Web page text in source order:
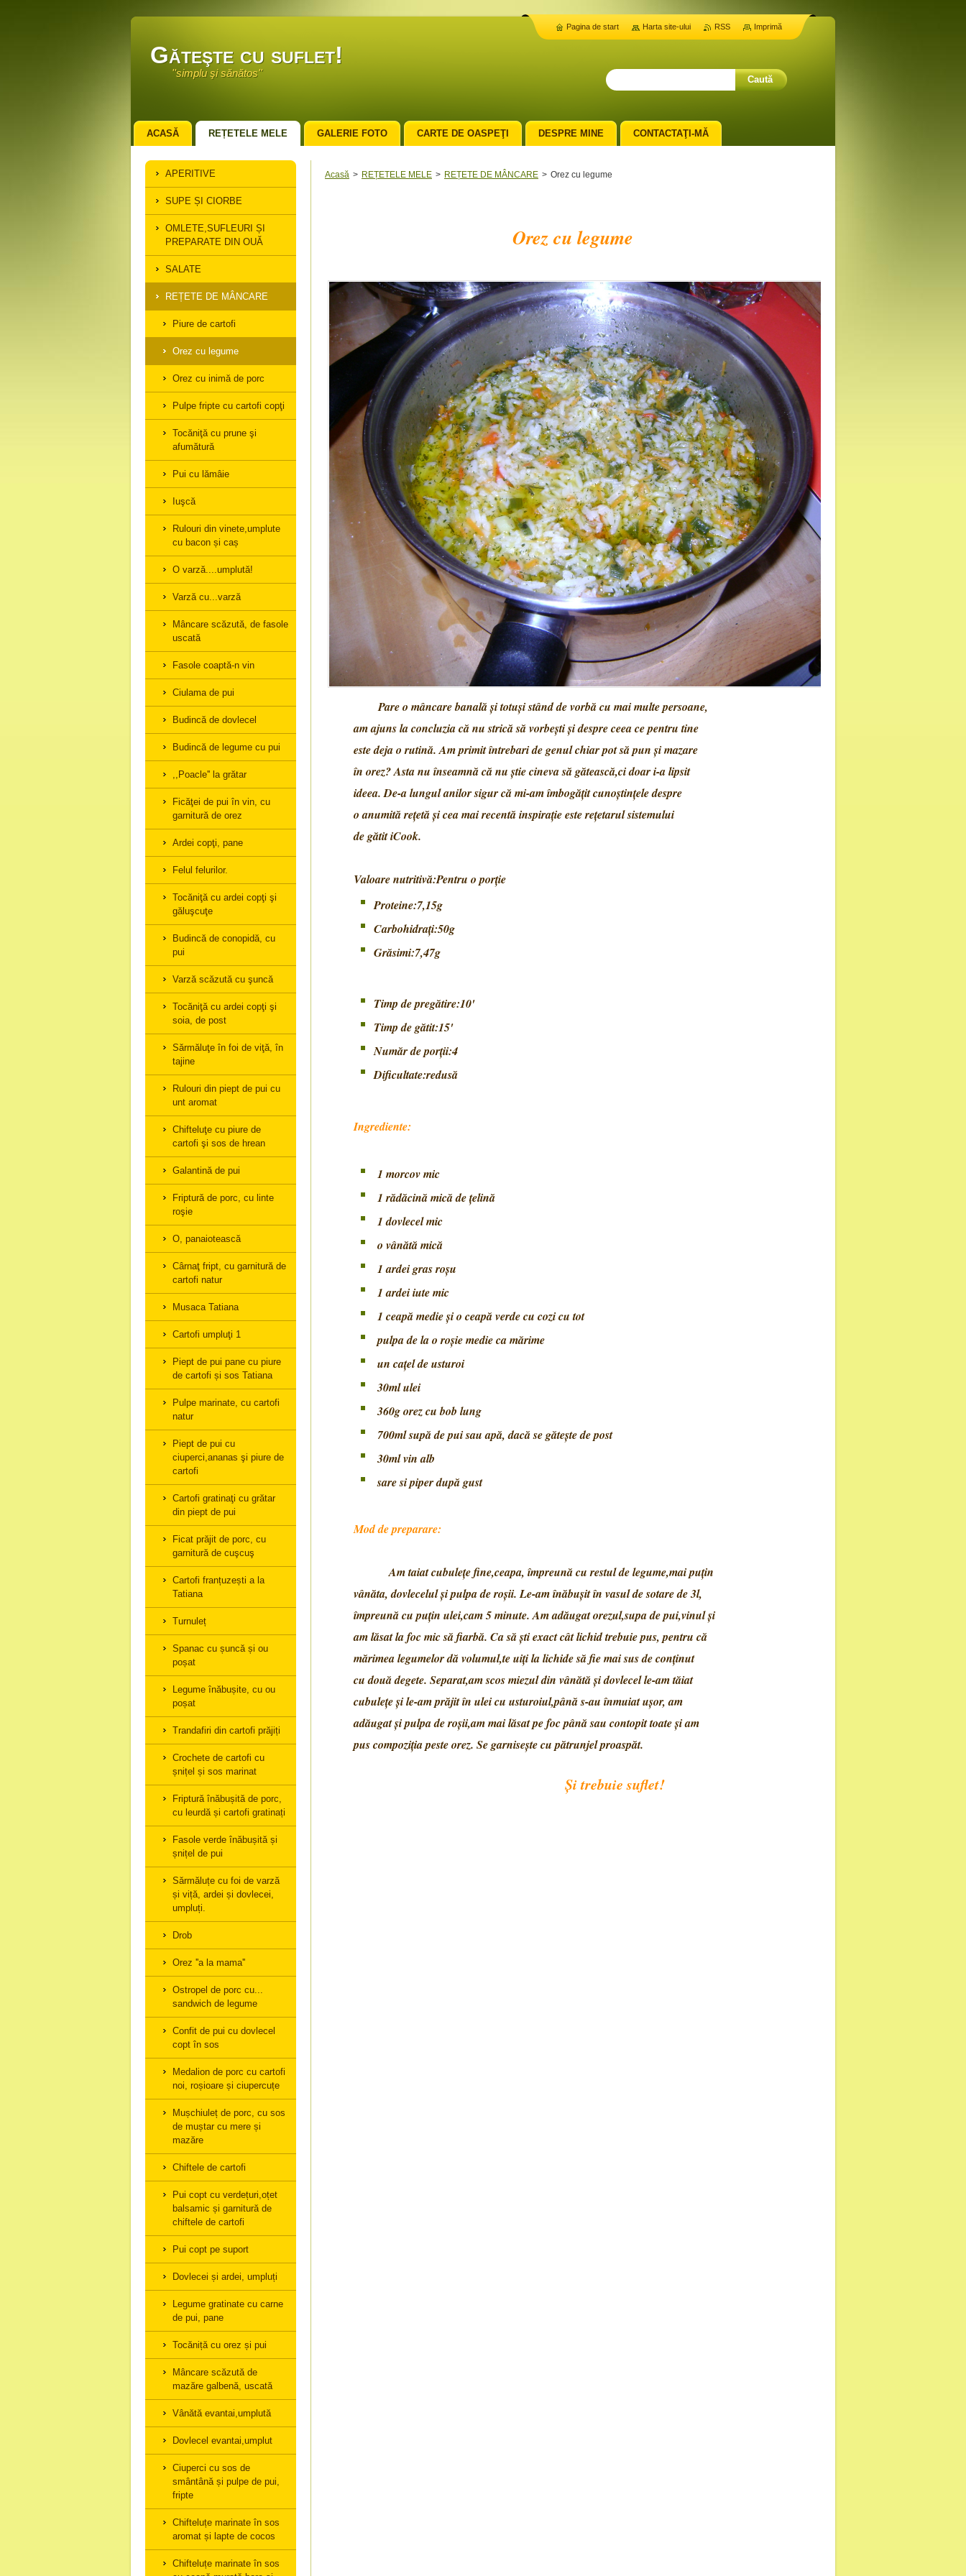
Găteşte cu suflet!
''simplu şi sănătos''
Acasă > REȚETELE MELE > REȚETE DE MÂNCARE > Orez cu legume
Orez cu legume
Pare o mâncare banală şi totuşi stând de vorbă cu mai multe persoane,
am ajuns la concluzia că nu strică să vorbeşti şi despre ceea ce pentru tine
este deja o rutină. Am primit întrebari de genul chiar pot să pun şi mazare
în orez? Asta nu înseamnă că nu ştie cineva să gătească,ci doar i-a lipsit
ideea. De-a lungul anilor sigur că mi-am îmbogăţit cunoştinţele despre
o anumită reţetă şi cea mai recentă inspiraţie este reţetarul sistemului
de gătit iCook.
Valoare nutritivă:Pentru o porţie
Proteine:7,15g
Carbohidraţi:50g
Grăsimi:7,47g
Timp de pregătire:10'
Timp de gătit:15'
Număr de porţii:4
Dificultate:redusă
Ingrediente:
1 morcov mic
1 rădăcină mică de ţelină
1 dovlecel mic
o vânătă mică
1 ardei gras roşu
1 ardei iute mic
1 ceapă medie şi o ceapă verde cu cozi cu tot
pulpa de la o roşie medie ca mărime
un caţel de usturoi
30ml ulei
360g orez cu bob lung
700ml supă de pui sau apă, dacă se gătește de post
30ml vin alb
sare si piper după gust
Mod de preparare:
Am taiat cubuleţe fine,ceapa, împreună cu restul de legume,mai puţin
vânăta, dovlecelul şi pulpa de roşii. Le-am înăbuşit în vasul de sotare de 3l,
împreună cu puţin ulei,cam 5 minute. Am adăugat orezul,supa de pui,vinul şi
am lăsat la foc mic să fiarbă. Ca să şti exact cât lichid trebuie pus, pentru că
mărimea legumelor dă volumul,te uiţi la lichide să fie mai sus de conţinut
cu două degete. Separat,am scos miezul din vânătă şi dovlecel le-am tăiat
cubuleţe şi le-am prăjit în ulei cu usturoiul,până s-au înmuiat uşor, am
adăugat şi pulpa de roşii,am mai lăsat pe foc până sau contopit toate şi am
pus compoziţia peste orez. Se garniseşte cu pătrunjel proaspăt.
Şi trebuie suflet!
APERITIVE
SUPE ȘI CIORBE
OMLETE,SUFLEURI ȘI
PREPARATE DIN OUĂ
SALATE
REȚETE DE MÂNCARE
Piure de cartofi
Orez cu legume
Orez cu inimă de porc
Pulpe fripte cu cartofi copţi
Tocăniţă cu prune şi
afumătură
Pui cu lămâie
Iuşcă
Rulouri din vinete,umplute
cu bacon și caș
O varză....umplută!
Varză cu...varză
Mâncare scăzută, de fasole
uscată
Fasole coaptă-n vin
Ciulama de pui
Budincă de dovlecel
Budincă de legume cu pui
,,Poacle'' la grătar
Ficăţei de pui în vin, cu
garnitură de orez
Ardei copţi, pane
Felul felurilor.
Tocăniţă cu ardei copţi şi
găluşcuţe
Budincă de conopidă, cu
pui
Varză scăzută cu şuncă
Tocăniţă cu ardei copţi şi
soia, de post
Sărmăluţe în foi de viţă, în
tajine
Rulouri din piept de pui cu
unt aromat
Chifteluţe cu piure de
cartofi şi sos de hrean
Galantină de pui
Friptură de porc, cu linte
roşie
O, panaiotească
Cârnaţ fript, cu garnitură de
cartofi natur
Musaca Tatiana
Cartofi umpluţi 1
Piept de pui pane cu piure
de cartofi și sos Tatiana
Pulpe marinate, cu cartofi
natur
Piept de pui cu
ciuperci,ananas şi piure de
cartofi
Cartofi gratinaţi cu grătar
din piept de pui
Ficat prăjit de porc, cu
garnitură de cuşcuş
Cartofi franțuzești a la
Tatiana
Turnuleț
Spanac cu șuncă și ou
poșat
Legume înăbușite, cu ou
poșat
Trandafiri din cartofi prăjiți
Crochete de cartofi cu
șnițel și sos marinat
Friptură înăbușită de porc,
cu leurdă și cartofi gratinați
Fasole verde înăbușită și
șnițel de pui
Sărmăluțe cu foi de varză
și viță, ardei și dovlecei,
umpluți.
Drob
Orez ''a la mama''
Ostropel de porc cu...
sandwich de legume
Confit de pui cu dovlecel
copt în sos
Medalion de porc cu cartofi
noi, roșioare și ciupercuțe
Mușchiuleț de porc, cu sos
de muștar cu mere și
mazăre
Chiftele de cartofi
Pui copt cu verdețuri,oțet
balsamic și garnitură de
chiftele de cartofi
Pui copt pe suport
Dovlecei și ardei, umpluți
Legume gratinate cu carne
de pui, pane
Tocăniță cu orez și pui
Mâncare scăzută de
mazăre galbenă, uscată
Vânătă evantai,umplută
Dovlecel evantai,umplut
Ciuperci cu sos de
smântână și pulpe de pui,
fripte
Chifteluțe marinate în sos
aromat și lapte de cocos
Chifteluțe marinate în sos
ACASĂ REȚETELE MELE GALERIE FOTO CARTE DE OASPEŢI DESPRE MINE CONTACTAŢI-MĂ
Pagina de start Harta site-ului RSS Imprimă